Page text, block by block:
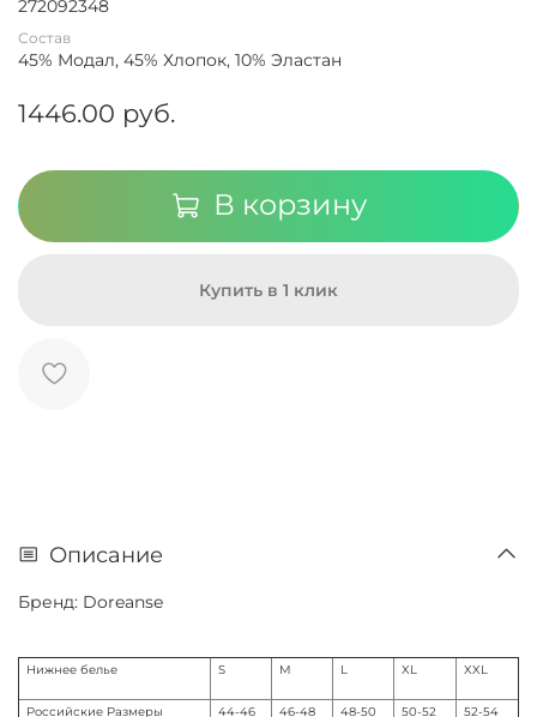
272092348
Состав
45% Модал, 45% Хлопок, 10% Эластан
1446.00 руб.
В корзину
Купить в 1 клик
Описание
Бренд: Doreanse
Нижнее белье S M L XL XXL
Российские Размеры 44-46 46-48 48-50 50-52 52-54